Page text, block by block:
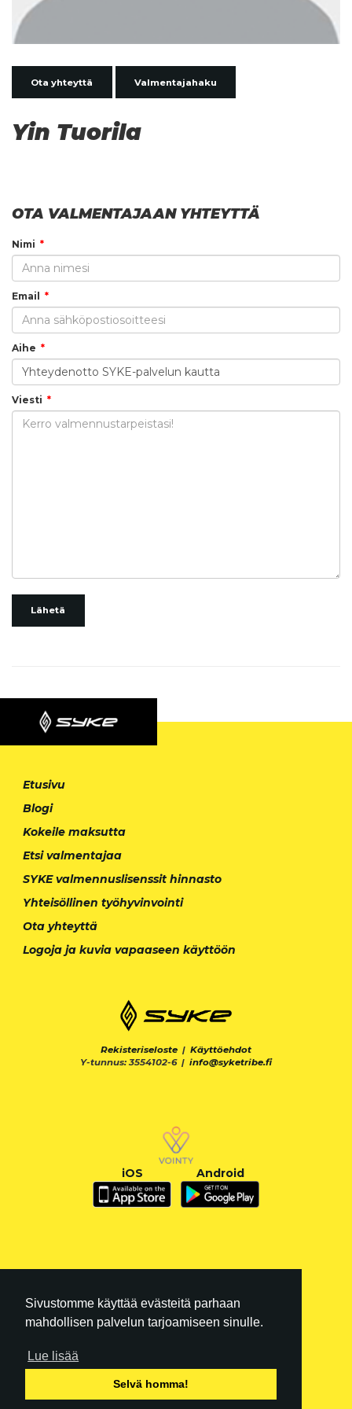
Sivustomme käyttää evästeitä parhaan
mahdollisen palvelun tarjoamiseen sinulle.
Lue lisää
Selvä homma!
Ota yhteyttä Valmentajahaku
Yin Tuorila
OTA VALMENTAJAAN YHTEYTTÄ
Nimi
Email
Aihe
Viesti
Lähetä
Etusivu
Blogi
Kokeile maksutta
Etsi valmentajaa
SYKE valmennuslisenssit hinnasto
Yhteisöllinen työhyvinvointi
Ota yhteyttä
Logoja ja kuvia vapaaseen käyttöön
Rekisteriseloste | Käyttöehdot
Y-tunnus: 3554102-6 | info@syketribe.fi
iOS Android